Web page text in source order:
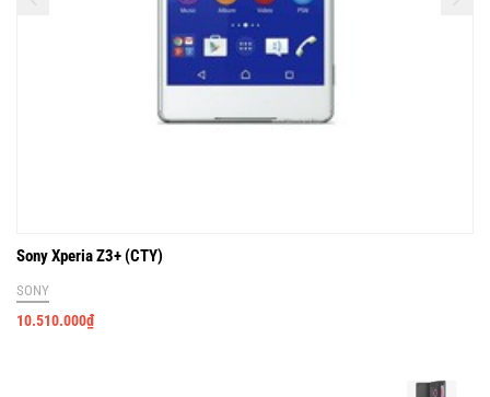
Sony Xperia Z3+ (CTY)
SONY
10.510.000₫